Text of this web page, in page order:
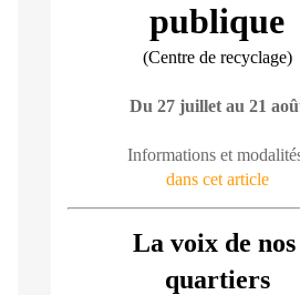
publique
(Centre de recyclage)
Du 27 juillet au 21
Informations et
dans cet article
La voix de nos
quartiers